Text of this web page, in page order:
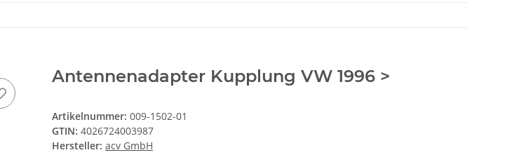
Antennenadapter Kupplung VW 1996 >
Artikelnummer: 009-1502-01
GTIN: 4026724003987
Hersteller: acv GmbH